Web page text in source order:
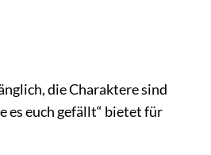
die Charaktere sind
es euch gefällt“ bietet für